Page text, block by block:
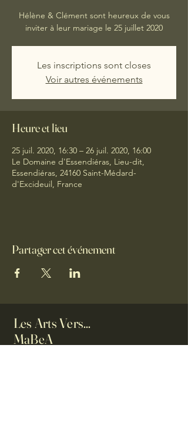
Hélène & Clément sont heureux de vous
inviter à leur mariage le 25 juillet 2020
Les inscriptions sont closes
Voir autres événements
Heure et lieu
25 juil. 2020, 16:30 – 26 juil. 2020, 16:00
Le Domaine d'Essendiéras, Lieu-dit,
Essendiéras, 24160 Saint-Médard-
d'Excideuil, France
Partager cet événement
Les Arts Vers...
MaBeA